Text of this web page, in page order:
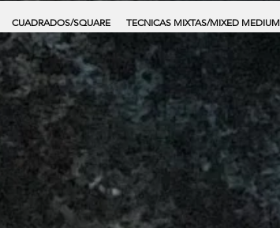
CUADRADOS/SQUARE TECNICAS MIXTAS/MIXED MEDIUM